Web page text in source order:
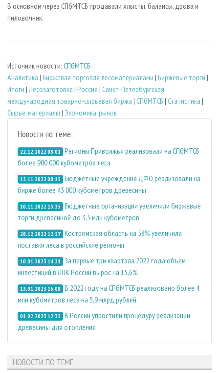
В основном через СПбМТСБ продавали хлысты, балансы, дрова и
пиловочник.
Источник новости: СПбМТСБ
Аналитика | Биржевая торговля лесоматериалами | Биржевые торги |
Итоги |Лесозаготовка | Россия | Санкт-Петербургская
международная товарно-сырьевая биржа | СПбМТСБ | Статистика |
Сырье, материалы | Экономика, рынок
Новости по теме:
22.12.2022 08:01 Регионы Приволжья реализовали на СПбМТСБ
более 900 000 кубометров леса
15.11.2022 08:15 Бюджетные учреждения ДФО реализовали на
бирже более 43 000 кубометров древесины
10.11.2022 13:35 Бюджетные организации увеличили биржевые
торги древесиной до 3,5 млн кубометров
28.12.2022 12:57 Костромская область на 58% увеличила
поставки леса в российские регионы
10.01.2023 14:21 За первые три квартала 2022 года объем
инвестиций в ЛПК России вырос на 15,6%
13.01.2023 16:08 В 2022 году на СПбМТСБ реализовано более 4
млн кубометров леса на 5,9 млрд рублей
01.02.2023 12:35 В России упростили процедуру реализации
древесины для отопления
НОВОСТИ ПО ТЕМЕ